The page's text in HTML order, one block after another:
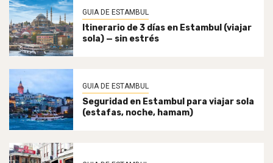
GUIA DE ESTAMBUL
Itinerario de 3 días en Estambul (viajar
sola) — sin estrés
GUIA DE ESTAMBUL
Seguridad en Estambul para viajar sola
(estafas, noche, hamam)